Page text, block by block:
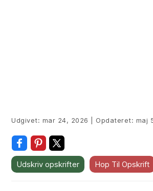
Udgivet: mar 24, 2026 Opdateret: maj
Udskriv opskrifter Hop Til Opskrift